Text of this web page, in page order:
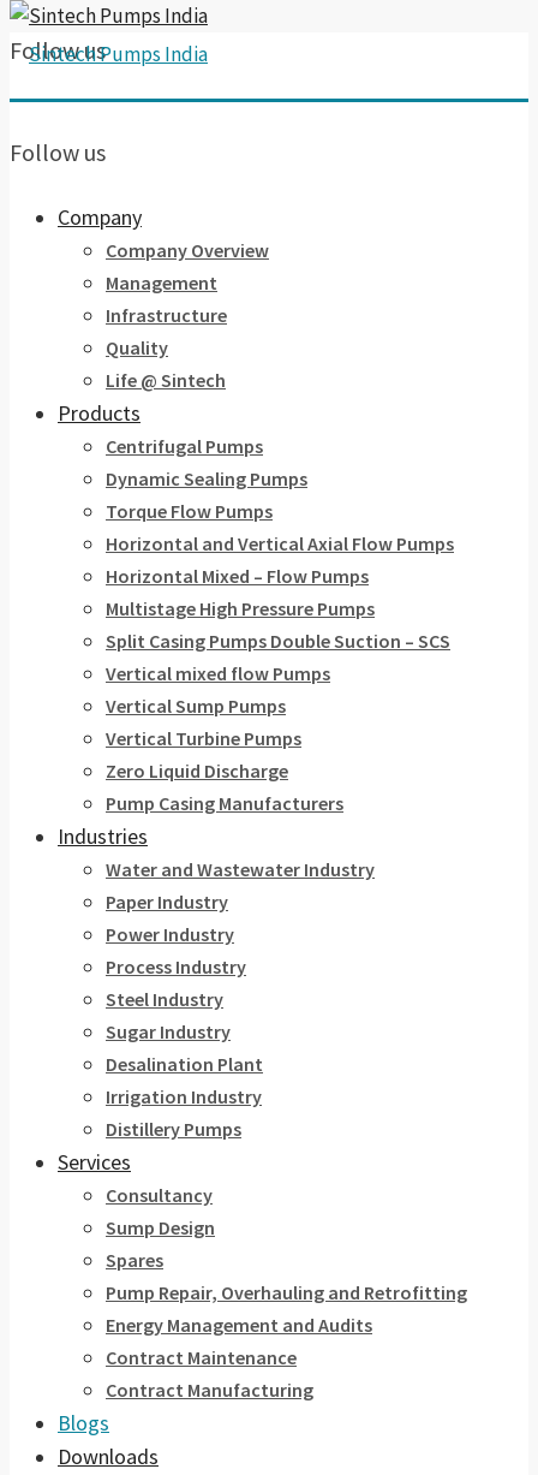
Follow us
Follow us
Company
Company Overview
Management
Infrastructure
Quality
Life @ Sintech
Products
Centrifugal Pumps
Dynamic Sealing Pumps
Torque Flow Pumps
Horizontal and Vertical Axial Flow Pumps
Horizontal Mixed – Flow Pumps
Multistage High Pressure Pumps
Split Casing Pumps Double Suction – SCS
Vertical mixed flow Pumps
Vertical Sump Pumps
Vertical Turbine Pumps
Zero Liquid Discharge
Pump Casing Manufacturers
Industries
Water and Wastewater Industry
Paper Industry
Power Industry
Process Industry
Steel Industry
Sugar Industry
Desalination Plant
Irrigation Industry
Distillery Pumps
Services
Consultancy
Sump Design
Spares
Pump Repair, Overhauling and Retrofitting
Energy Management and Audits
Contract Maintenance
Contract Manufacturing
Blogs
Downloads